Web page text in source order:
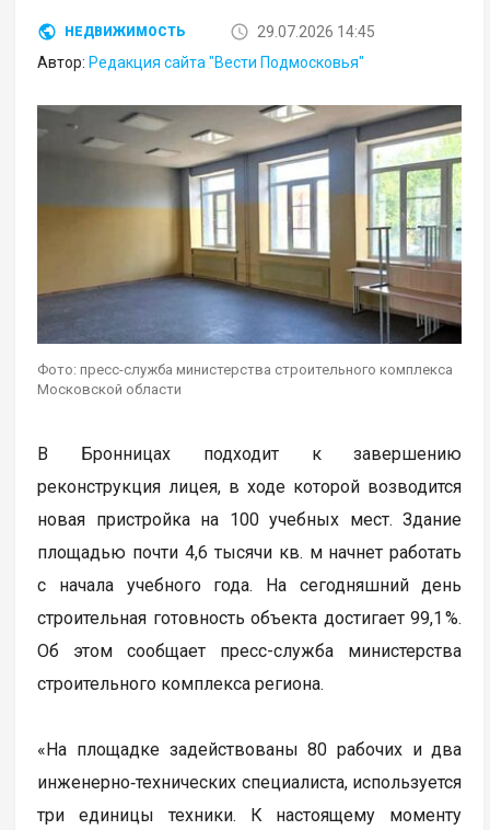
НЕДВИЖИМОСТЬ
29.07.2026 14:45
Автор: Редакция сайта "Вести Подмосковья"
Фото: пресс-служба министерства строительного комплекса
Московской области
В Бронницах подходит к завершению
реконструкция лицея, в ходе которой возводится
новая пристройка на 100 учебных мест. Здание
площадью почти 4,6 тысячи кв. м начнет работать
с начала учебного года. На сегодняшний день
строительная готовность объекта достигает 99,1 %.
Об этом сообщает пресс-служба министерства
строительного комплекса региона.
«На площадке задействованы 80 рабочих и два
инженерно‑технических специалиста, используется
три единицы техники. К настоящему моменту